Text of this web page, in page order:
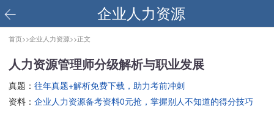
企业人力资源
首页>>企业人力资源>>正文
人力资源管理师分级解析与职业发展
真题： 往年真题+解析免费下载，助力考前冲刺
资料： 企业人力资源备考资料0元抢，掌握别人不知道的得分技巧